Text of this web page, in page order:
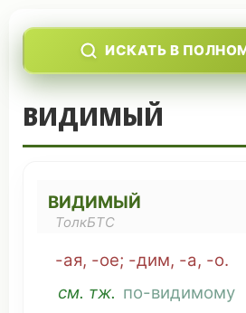
ИСКАТЬ В
ВИДИМЫЙ
ВИДИМЫЙ
ТолкБТС
-ая, -ое; -дим, -а, -о.
см. тж. по-видимому